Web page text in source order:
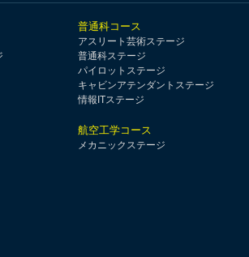
普通科コース
アスリート芸術ステージ
普通科ステージ
パイロットステージ
キャビンアテンダントステージ
情報ITステージ
航空工学コース
メカニックステージ